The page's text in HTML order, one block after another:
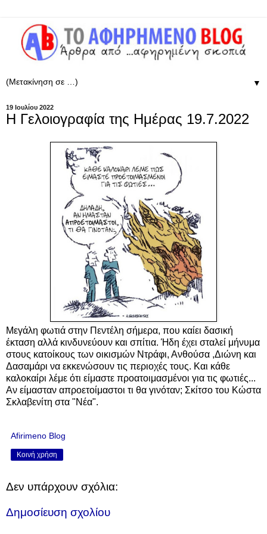
▼
19 Ιουλίου 2022
Η Γελοιογραφία της Ημέρας 19.7.2022
Μεγάλη φωτιά στην Πεντέλη σήμερα, που καίει δασική
έκταση αλλά κινδυνεύουν και σπίτια. Ήδη έχει σταλεί μήνυμα
στους κατοίκους των οικισμών Ντράφι, Ανθούσα ,Διώνη και
Δασαμάρι να εκκενώσουν τις περιοχές τους. Και κάθε
καλοκαίρι λέμε ότι είμαστε προατοιμασμένοι για τις φωτιές...
Αν είμασταν απροετοίμαστοι τι θα γινόταν; Σκίτσο του Κώστα
Σκλαβενίτη στα "Νέα".
Afirimeno Blog
Κοινή χρήση
Δεν υπάρχουν σχόλια:
Δημοσίευση σχολίου